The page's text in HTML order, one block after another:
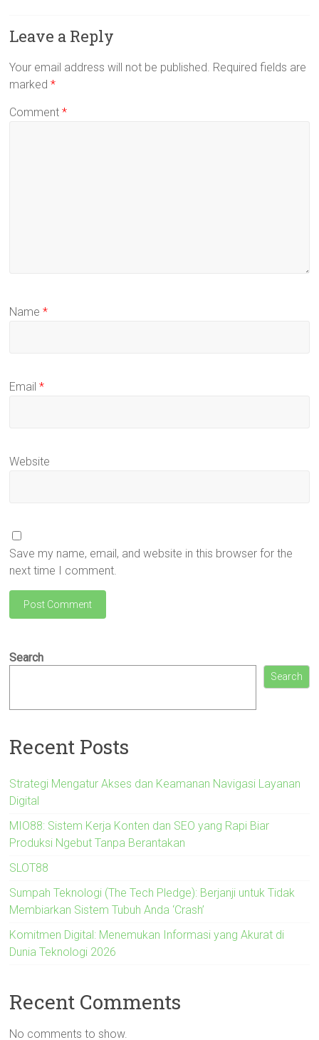
Leave a Reply
Your email address will not be published. Required fields are
marked*
Comment*
Name*
Email*
Website
Save my name, email, and website in this browser for the
next time I comment.
Search
Search
Recent Posts
Strategi Mengatur Akses dan Keamanan Navigasi Layanan
Digital
MIO88: Sistem Kerja Konten dan SEO yang Rapi Biar
Produksi Ngebut Tanpa Berantakan
SLOT88
Sumpah Teknologi (The Tech Pledge): Berjanji untuk Tidak
Membiarkan Sistem Tubuh Anda ‘Crash’
Komitmen Digital: Menemukan Informasi yang Akurat di
Dunia Teknologi 2026
Recent Comments
No comments to show.